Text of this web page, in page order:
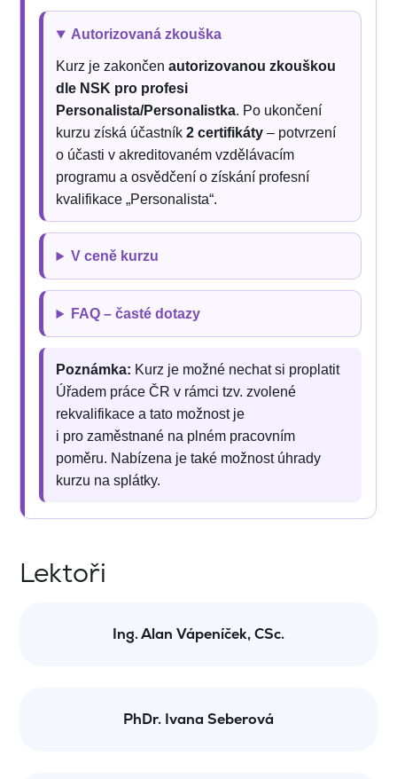
Autorizovaná zkouška
Kurz je zakončenautorizovanou zkouškou
dle NSK pro profesi
Personalista/Personalistka. Po ukončení
kurzu získá účastník2 certifikáty – potvrzení
o účasti v akreditovaném vzdělávacím
programu a osvědčení o získání profesní
kvalifikace „Personalista“.
V ceně kurzu
FAQ – časté dotazy
Poznámka: Kurz je možné nechat si proplatit
Úřadem práce ČR v rámci tzv. zvolené
rekvalifikace a tato možnost je
i pro zaměstnané na plném pracovním
poměru. Nabízena je také možnost úhrady
kurzu na splátky.
Lektoři
Ing. Alan Vápeníček, CSc.
PhDr. Ivana Seberová